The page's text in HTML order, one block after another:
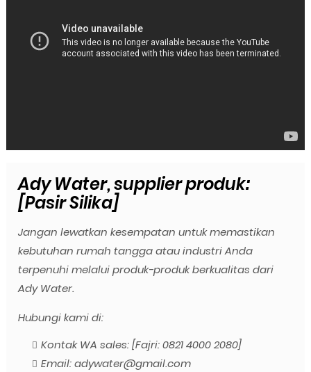
Ady Water, supplier produk:
[Pasir Silika]
Jangan lewatkan kesempatan untuk memastikan
kebutuhan rumah tangga atau industri Anda
terpenuhi melalui produk-produk berkualitas dari
Ady Water.
Hubungi kami di:
Kontak WA sales: [Fajri: 0821 4000 2080]
Email: adywater@gmail.com